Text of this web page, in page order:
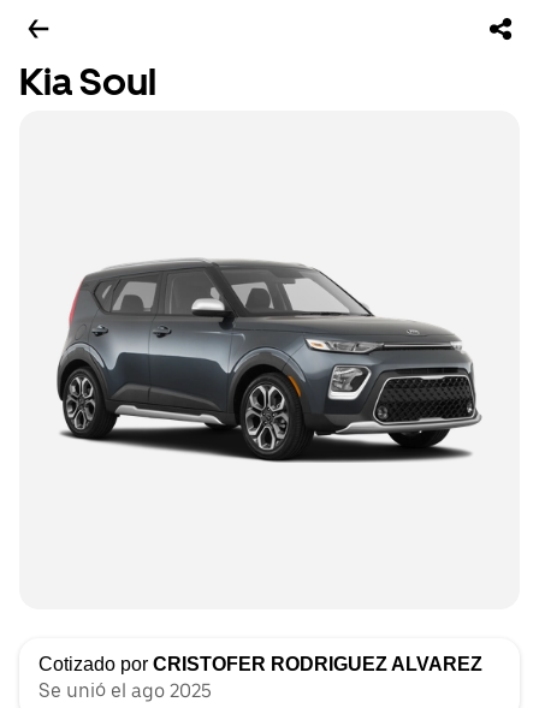
Kia Soul
Cotizado por CRISTOFER RODRIGUEZ ALVAREZ
Se unió el ago 2025